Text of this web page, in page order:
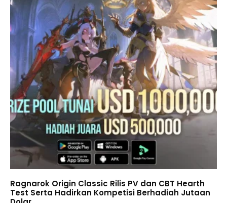
Ragnarok Origin Classic Rilis PV dan CBT Hearth
Test Serta Hadirkan Kompetisi Berhadiah Jutaan